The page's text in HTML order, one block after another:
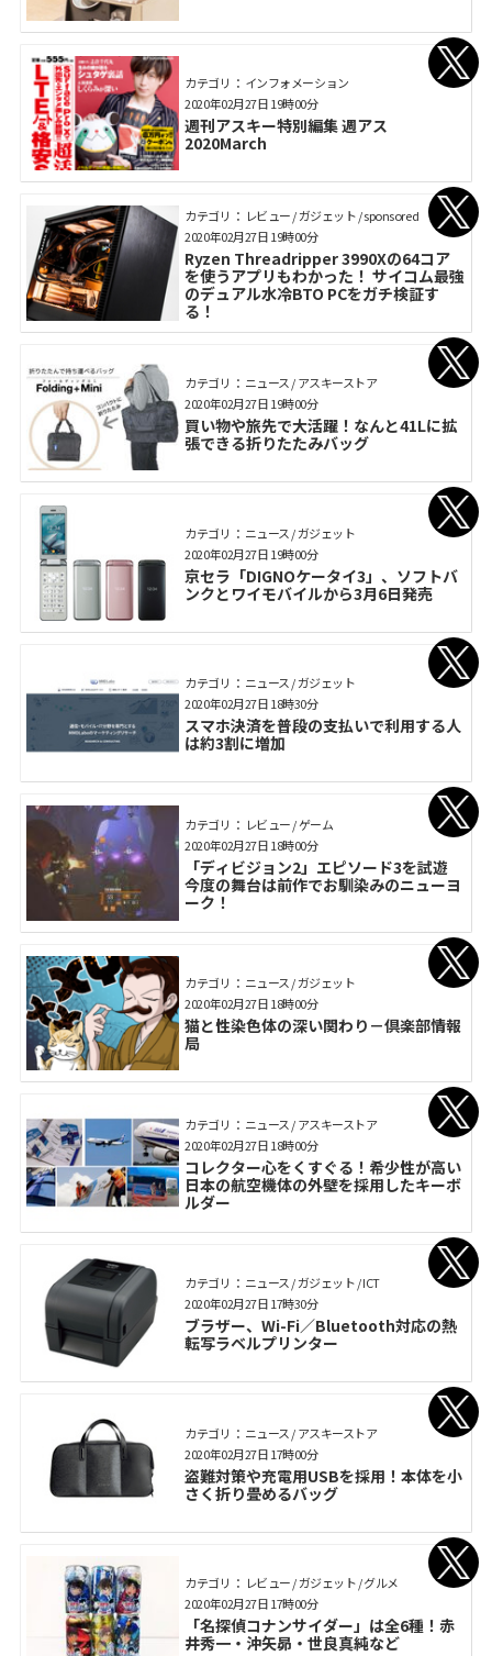
カテゴリ： インフォメーション
週刊アスキー特別編集 週アス
2020March
2020年02月27日 19時00分
カテゴリ： レビュー / ガジェット / sponsored
Ryzen Threadripper 3990Xの64コア
を使うアプリもわかった！ サイコム最強
のデュアル水冷BTO PCをガチ検証す
る！
2020年02月27日 19時00分
カテゴリ： ニュース / アスキーストア
買い物や旅先で大活躍！なんと41Lに拡
張できる折りたたみバッグ
2020年02月27日 19時00分
カテゴリ： ニュース / ガジェット
京セラ「DIGNOケータイ3」、ソフトバ
ンクとワイモバイルから3月6日発売
2020年02月27日 19時00分
カテゴリ： ニュース / ガジェット
スマホ決済を普段の支払いで利用する人
は約3割に増加
2020年02月27日 18時30分
カテゴリ： レビュー / ゲーム
「ディビジョン2」エピソード3を試遊
今度の舞台は前作でお馴染みのニューヨ
ーク！
2020年02月27日 18時00分
カテゴリ： ニュース / ガジェット
猫と性染色体の深い関わり－倶楽部情報
局
2020年02月27日 18時00分
カテゴリ： ニュース / アスキーストア
コレクター心をくすぐる！希少性が高い
日本の航空機体の外壁を採用したキーボ
ルダー
2020年02月27日 18時00分
カテゴリ： ニュース / ガジェット / ICT
ブラザー、Wi-Fi／Bluetooth対応の熱
転写ラベルプリンター
2020年02月27日 17時30分
カテゴリ： ニュース / アスキーストア
盗難対策や充電用USBを採用！本体を小
さく折り畳めるバッグ
2020年02月27日 17時00分
カテゴリ： レビュー / ガジェット / グルメ
「名探偵コナンサイダー」は全6種！赤
井秀一・沖矢昴・世良真純など
2020年02月27日 17時00分